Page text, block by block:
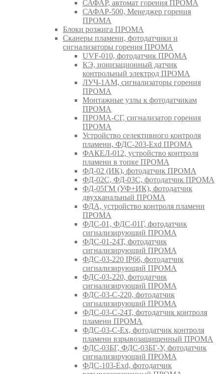
САФАР, автомат горения ПРОМА
САФАР-500, Менеджер горения
ПРОМА
Блоки розжига ПРОМА
Сканеры пламени, фотодатчики и
сигнализаторы горения ПРОМА
UVF-010, фотодатчик ПРОМА
КЭ, ионизационный датчик
контрольный электрод ПРОМА
ЛУЧ-1АМ, сигнализаторы горения
ПРОМА
Монтажные узлы к фотодатчикам
ПРОМА
ПРОМА-СГ, сигнализатор горения
ПРОМА
Устройство селективного контроля
пламени, ФДС-203-Exd ПРОМА
ФАКЕЛ-012, устройство контроля
пламени в топке ПРОМА
ФД-02 (ИК), фотодатчик ПРОМА
ФД-02С, ФД-03С, фотодатчик ПРОМА
ФД-05ГМ (УФ+ИК), фотодатчик
двухканальный ПРОМА
ФДА, устройство контроля пламени
ПРОМА
ФДС-01, ФДС-01Г, фотодатчик
сигнализирующий ПРОМА
ФДС-01-24Т, фотодатчик
сигнализирующий ПРОМА
ФДС-03-220 IP66, фотодатчик
сигнализирующий ПРОМА
ФДС-03-220, фотодатчик
сигнализирующий ПРОМА
ФДС-03-С-220, фотодатчик
сигнализирующий ПРОМА
ФДС-03-С-24Т, фотодатчик контроля
пламени ПРОМА
ФДС-03-С-Ex, фотодатчик контроля
пламени взрывозащищенный ПРОМА
ФДС-03БГ, ФДС-03БГ-У, фотодатчик
сигнализирующий ПРОМА
ФДС-103-Ехd, фотодатчик